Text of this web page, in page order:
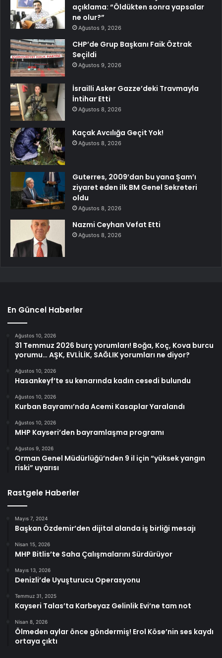
açıklama: “Öldükten sonra yapsalar
ne olur?”
Ağustos 9, 2026
CHP’de Grup Başkanı Faik Öztrak
Seçildi
Ağustos 9, 2026
İsrailli Asker Gazze’deki Travmayla
İntihar Etti
Ağustos 8, 2026
Kaçak Avcılığa Geçit Yok!
Ağustos 8, 2026
Guterres, 2009’dan bu yana Şam’ı
ziyaret eden ilk BM Genel Sekreteri
oldu
Ağustos 8, 2026
Nazmi Ceyhan Vefat Etti
Ağustos 8, 2026
En Güncel Haberler
Ağustos 10, 2026
31 Temmuz 2026 burç yorumları! Boğa, Koç, Kova burcu
yorumu… AŞK, EVLİLİK, SAĞLIK yorumları ne diyor?
Ağustos 10, 2026
Hasankeyf’te su kenarında kadın cesedi bulundu
Ağustos 10, 2026
Kurban Bayramı’nda Acemi Kasaplar Yaralandı
Ağustos 10, 2026
MHP Kayseri’den bayramlaşma programı
Ağustos 9, 2026
Orman Genel Müdürlüğü’nden 9 il için “yüksek yangın
riski” uyarısı
Rastgele Haberler
Mayıs 7, 2024
Başkan Özdemir’den dijital alanda iş birliği mesajı
Nisan 15, 2026
MHP Bitlis’te Saha Çalışmalarını Sürdürüyor
Mayıs 13, 2026
Denizli’de Uyuşturucu Operasyonu
Temmuz 31, 2025
Kayseri Talas’ta Karbeyaz Gelinlik Evi’ne tam not
Nisan 8, 2026
Ölmeden aylar önce göndermiş! Erol Köse’nin ses kaydı
ortaya çıktı